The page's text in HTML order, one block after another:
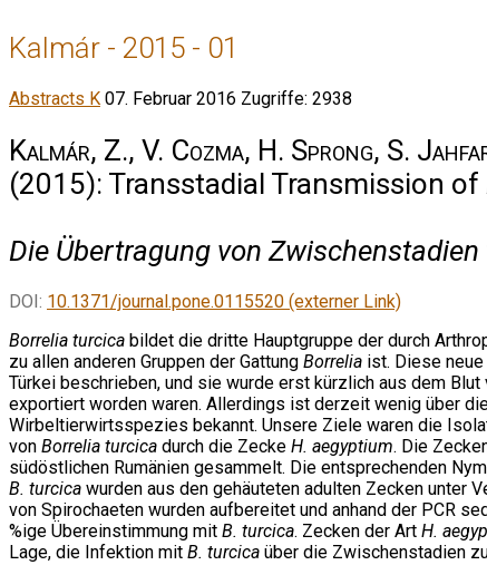
Kalmár - 2015 - 01
Abstracts K 07. Februar 2016 Zugriffe: 2938
Kalmár, Z., V. Cozma, H. Sprong, S.
(2015): Transstadial Transmission of
Die Übertragung von Zwischenstadien
DOI: 10.1371/journal.pone.0115520 (externer Link)
Borrelia turcica bildet die dritte Hauptgruppe der durch
zu allen anderen Gruppen der Gattung Borrelia ist. Diese
Türkei beschrieben, und sie wurde erst kürzlich aus dem
exportiert worden waren. Allerdings ist derzeit wenig über
Wirbeltierwirtsspezies bekannt. Unsere Ziele waren die
von Borrelia turcica durch die Zecke H. aegyptium. Die
südöstlichen Rumänien gesammelt. Die entsprechenden
B. turcica wurden aus den gehäuteten adulten Zecken unter
von Spirochaeten wurden aufbereitet und anhand der PCR
%ige Übereinstimmung mit B. turcica. Zecken der Art H.
Lage, die Infektion mit B. turcica über die Zwischenstadien